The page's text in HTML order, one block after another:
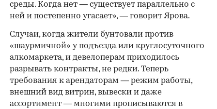
среды. Когда нет — существует параллельно с
ней и постепенно угасает», — говорит Ярова.
Случаи, когда жители бунтовали против
«шаурмичной» у подъезда или круглосуточного
алкомаркета, и девелоперам приходилось
разрывать контракты, не редки. Теперь
требования к арендаторам — режим работы,
внешний вид витрин, вывески и даже
ассортимент — многими прописываются в